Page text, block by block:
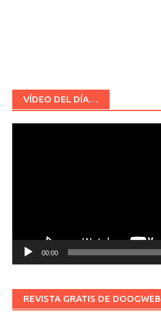
VÍDEO DEL DÍA…
00:00
REVISTA GRATIS DE DOOGWEB